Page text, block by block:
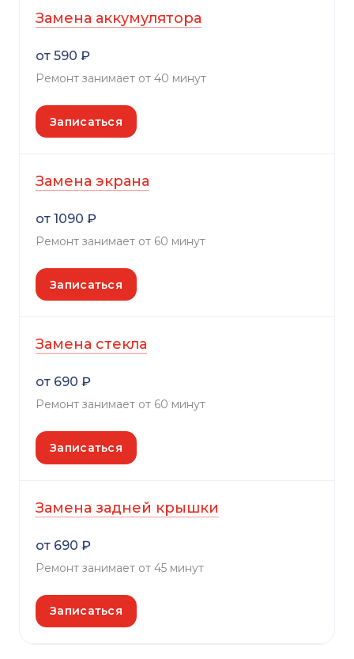
Замена аккумулятора
от 590 ₽
Ремонт занимает от 40 минут
Записаться
Замена экрана
от 1090 ₽
Ремонт занимает от 60 минут
Записаться
Замена стекла
от 690 ₽
Ремонт занимает от 60 минут
Записаться
Замена задней крышки
от 690 ₽
Ремонт занимает от 45 минут
Записаться